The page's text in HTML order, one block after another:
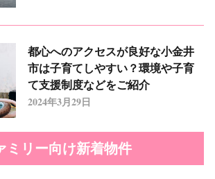
都心へのアクセスが良好な小金井
市は子育てしやすい？環境や子育
て支援制度などをご紹介
2024年3月29日
ミリー向け新着物件